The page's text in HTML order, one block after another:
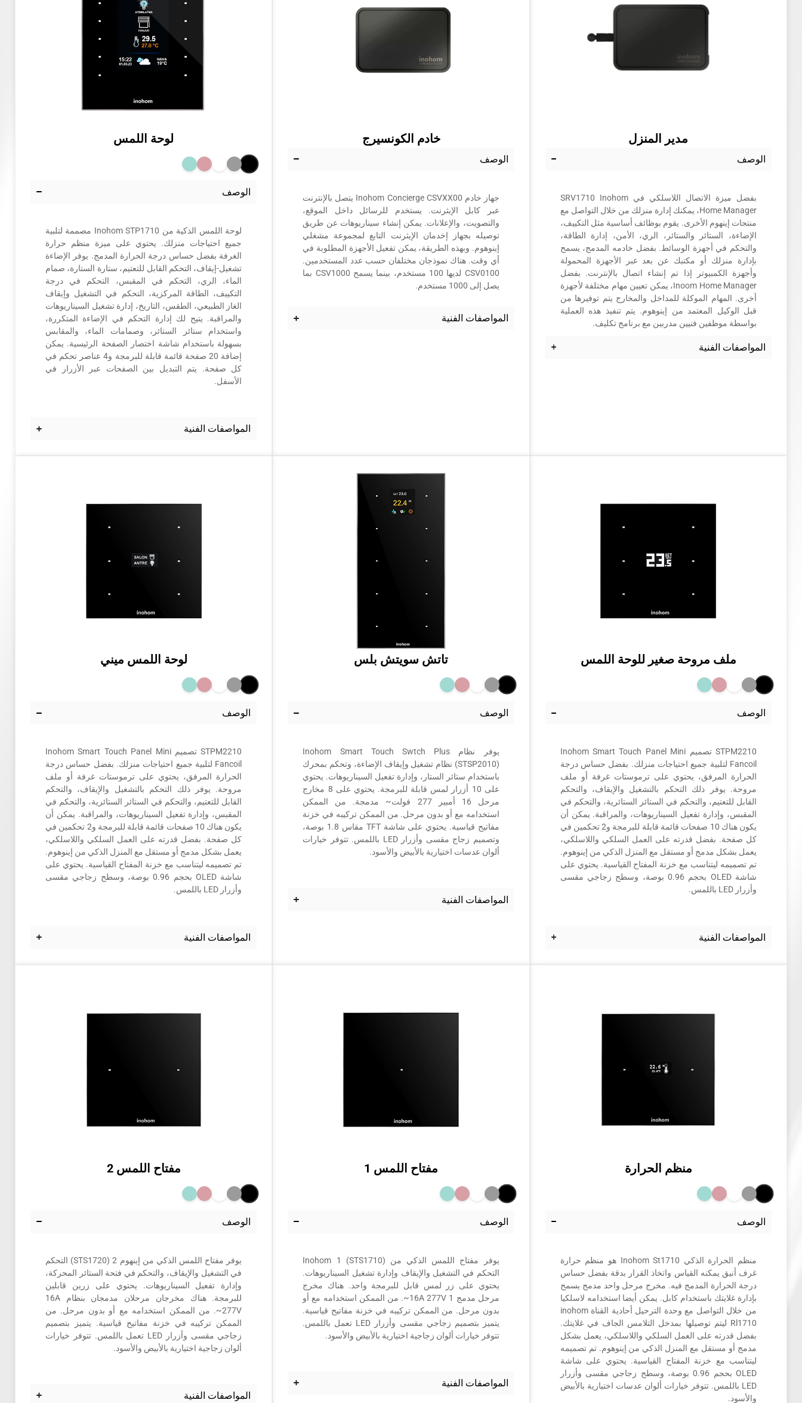
مدير المنزل
الوصف
بفضل ميزة الاتصال اللاسلكي في SRV1710 Inohom
Home Manager، يمكنك إدارة منزلك من خلال التواصل مع
منتجات إينهوم الأخرى. يقوم بوظائف أساسية مثل التكييف،
الإضاءة، الستائر والستائر، الري، الأمن، إدارة الطاقة،
والتحكم في أجهزة الوسائط. بفضل خادمه المدمج، يسمح
بإدارة منزلك أو مكتبك عن بعد عبر الأجهزة المحمولة
وأجهزة الكمبيوتر إذا تم إنشاء اتصال بالإنترنت. بفضل
Inoom Home Manager، يمكن تعيين مهام مختلفة لأجهزة
أخرى. المهام الموكلة للمداخل والمخارج يتم توفيرها من
قبل الوكيل المعتمد من إينوهوم. يتم تنفيذ هذه العملية
بواسطة موظفين فنيين مدربين مع برنامج تكليف.
المواصفات الفنية
خادم الكونسيرج
الوصف
جهاز خادم Inohom Concierge CSVXX00 يتصل بالإنترنت
عبر كابل الإيثرنت. يستخدم للرسائل داخل الموقع،
والتصويت، والإعلانات. يمكن إنشاء سيناريوهات عن طريق
توصيله بجهاز إخدمان الإيثرنت التابع لمجموعة مشغلي
إينوهوم. وبهذه الطريقة، يمكن تفعيل الأجهزة المطلوبة في
أي وقت. هناك نموذجان مختلفان حسب عدد المستخدمين.
CSV0100 لديها 100 مستخدم، بينما يسمح CSV1000 بما
يصل إلى 1000 مستخدم.
المواصفات الفنية
لوحة اللمس
الوصف
لوحة اللمس الذكية من Inohom STP1710 مصممة لتلبية
جميع احتياجات منزلك. يحتوي على ميزة منظم حرارة
الغرفة بفضل حساس درجة الحرارة المدمج. يوفر الإضاءة
تشغيل-إيقاف، التحكم القابل للتعتيم، ستارة الستارة، صمام
الماء، الري، التحكم في المقبس، التحكم في درجة
التكييف، الطاقة المركزية، التحكم في التشغيل وإيقاف
الغاز الطبيعي، الطقس، التاريخ، إدارة تشغيل السيناريوهات
والمراقبة. يتيح لك إدارة التحكم في الإضاءة المتكررة،
واستخدام ستائر الستائر، وصمامات الماء، والمقابس
بسهولة باستخدام شاشة اختصار الصفحة الرئيسية. يمكن
إضافة 20 صفحة قائمة قابلة للبرمجة و4 عناصر تحكم في
كل صفحة. يتم التبديل بين الصفحات عبر الأزرار في
الأسفل.
المواصفات الفنية
ملف مروحة صغير للوحة اللمس
الوصف
STPM2210 تصميم Inohom Smart Touch Panel Mini
Fancoil لتلبية جميع احتياجات منزلك. بفضل حساس درجة
الحرارة المرفق، يحتوي على ترموستات غرفة أو ملف
مروحة. يوفر ذلك التحكم بالتشغيل والإيقاف، والتحكم
القابل للتعتيم، والتحكم في الستائر الستائرية، والتحكم في
المقبس، وإدارة تفعيل السيناريوهات، والمراقبة. يمكن أن
يكون هناك 10 صفحات قائمة قابلة للبرمجة و2 تحكمين في
كل صفحة. بفضل قدرته على العمل السلكي واللاسلكي،
يعمل بشكل مدمج أو مستقل مع المنزل الذكي من إينوهوم.
تم تصميمه ليتناسب مع خزنة المفتاح القياسية. يحتوي على
شاشة OLED بحجم 0.96 بوصة، وسطح زجاجي مقسى
وأزرار LED باللمس.
المواصفات الفنية
تاتش سويتش بلس
الوصف
يوفر نظام Inohom Smart Touch Swtch Plus
(STSP2010) نظام تشغيل وإيقاف الإضاءة، وتحكم بمحرك
باستخدام ستائر الستار، وإدارة تفعيل السيناريوهات. يحتوي
على 10 أزرار لمس قابلة للبرمجة. يحتوي على 8 مخارج
مرحل 16 أمبير 277 فولت~ مدمجة. من الممكن
استخدامه مع أو بدون مرحل. من الممكن تركيبه في خزنة
مفاتيح قياسية. يحتوي على شاشة TFT مقاس 1.8 بوصة،
وتصميم زجاج مقسى وأزرار LED باللمس. تتوفر خيارات
ألوان عدسات اختيارية بالأبيض والأسود.
المواصفات الفنية
لوحة اللمس ميني
الوصف
STPM2210 تصميم Inohom Smart Touch Panel Mini
Fancoil لتلبية جميع احتياجات منزلك. بفضل حساس درجة
الحرارة المرفق، يحتوي على ترموستات غرفة أو ملف
مروحة. يوفر ذلك التحكم بالتشغيل والإيقاف، والتحكم
القابل للتعتيم، والتحكم في الستائر الستائرية، والتحكم في
المقبس، وإدارة تفعيل السيناريوهات، والمراقبة. يمكن أن
يكون هناك 10 صفحات قائمة قابلة للبرمجة و2 تحكمين في
كل صفحة. بفضل قدرته على العمل السلكي واللاسلكي،
يعمل بشكل مدمج أو مستقل مع المنزل الذكي من إينوهوم.
تم تصميمه ليتناسب مع خزنة المفتاح القياسية. يحتوي على
شاشة OLED بحجم 0.96 بوصة، وسطح زجاجي مقسى
وأزرار LED باللمس.
المواصفات الفنية
منظم الحرارة
الوصف
منظم الحرارة الذكي Inohom St1710 هو منظم حرارة
غرف أنيق يمكنه القياس واتخاذ القرار بدقة بفضل حساس
درجة الحرارة المدمج فيه. مخرج مرحل واحد مدمج يسمح
بإدارة غلايتك باستخدام كابل. يمكن أيضا استخدامه لاسلكيا
من خلال التواصل مع وحدة الترحيل أحادية القناة inohom
Rl1710 ليتم توصيلها بمدخل التلامس الجاف في غلايتك.
بفضل قدرته على العمل السلكي واللاسلكي، يعمل بشكل
مدمج أو مستقل مع المنزل الذكي من إينوهوم. تم تصميمه
ليتناسب مع خزنة المفتاح القياسية. يحتوي على شاشة
OLED بحجم 0.96 بوصة، وسطح زجاجي مقسى وأزرار
LED باللمس. تتوفر خيارات ألوان عدسات اختيارية بالأبيض
والأسود.
مفتاح اللمس 1
الوصف
يوفر مفتاح اللمس الذكي من Inohom 1 (STS1710)
التحكم في التشغيل والإيقاف وإدارة تشغيل السيناريوهات.
يحتوي على زر لمس قابل للبرمجة واحد. هناك مخرج
مرحل مدمج 1 16A 277V~. من الممكن استخدامه مع أو
بدون مرحل. من الممكن تركيبه في خزنة مفاتيح قياسية.
يتميز بتصميم زجاجي مقسى وأزرار LED تعمل باللمس.
تتوفر خيارات ألوان زجاجية اختيارية بالأبيض والأسود.
المواصفات الفنية
مفتاح اللمس 2
الوصف
يوفر مفتاح اللمس الذكي من إينهوم 2 (STS1720) التحكم
في التشغيل والإيقاف، والتحكم في فتحة الستائر المحركة،
وإدارة تفعيل السيناريوهات. يحتوي على زرين قابلين
للبرمجة. هناك مخرجان مرحلان مدمجان بنظام 16A
277V~. من الممكن استخدامه مع أو بدون مرحل. من
الممكن تركيبه في خزنة مفاتيح قياسية. يتميز بتصميم
زجاجي مقسى وأزرار LED تعمل باللمس. تتوفر خيارات
ألوان زجاجية اختيارية بالأبيض والأسود.
المواصفات الفنية